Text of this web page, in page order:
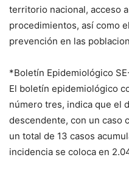
territorio nacional, acceso
procedimientos, así como
prevención en las
*Boletín Epidemiológico
El boletín epidemiológico
número tres, indica que el
descendente, con un caso
un total de 13 casos
incidencia se coloca en